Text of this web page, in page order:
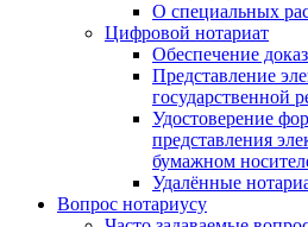
О специальных
Цифровой нотариат
Обеспечение
Представление
государственной
Удостоверение
представления
бумажном
Удалённые
Вопрос нотариусу